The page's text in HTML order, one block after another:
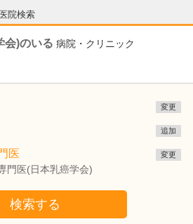
院検索
会)のいる 病院・クリニック
変更
追加
医
門医(日本乳癌学会)
変更
検索する